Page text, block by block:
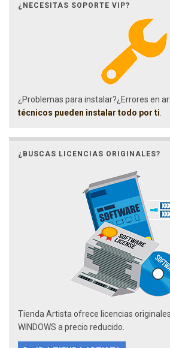
¿NECESITAS SOPORTE VIP?
¿Problemas para instalar?¿Errores en
técnicos pueden instalar todo por ti
¿BUSCAS LICENCIAS ORIGINALES?
Tienda Artista ofrece licencias
WINDOWS a precio reducido.